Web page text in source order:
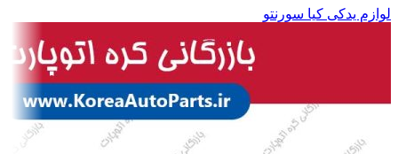
لوازم یدکی کیا سورنتو